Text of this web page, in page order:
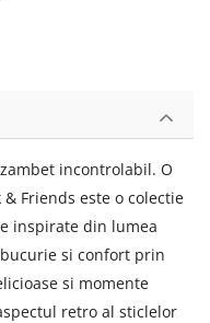
incontrolabil. O
Friends este o colectie
inspirate din lumea
si confort prin
si momente
retro al sticlelor